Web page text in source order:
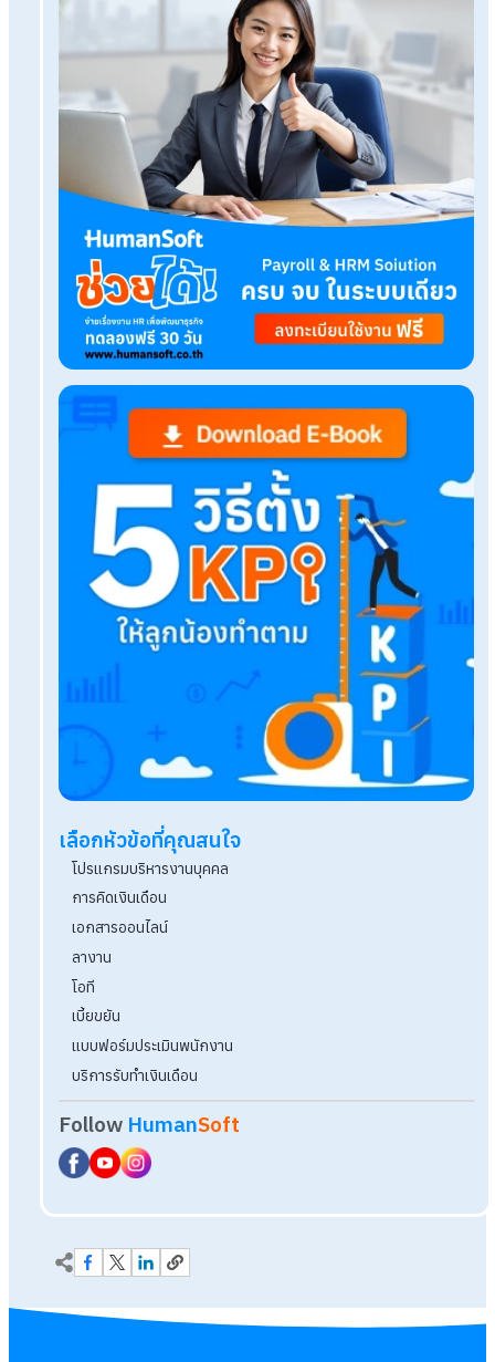
ทดลองใช้งานฟรี
Tags:
HR Trend
เรื่องที่คุณอาจสนใจ
ระบบ HR มีอะไรบ้าง? ฟีเจอร์สำคัญที่ช่วยบริหารอง
รู้จักกับ IQ จุดเริ่มต้นที่ดีสู่การพัฒนาตัวเองในโลกก
ทำงาน
Q&A สัญญาจ้างงานมีกี่ประเภท อะไรบ้าง? ที่ HR ค